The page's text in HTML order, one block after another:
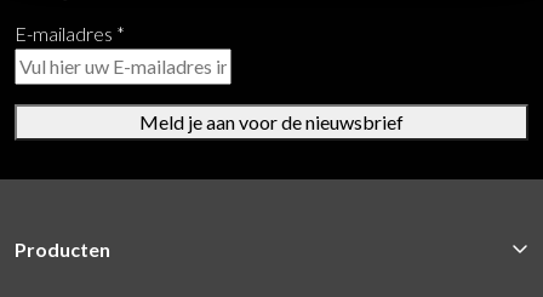
E-mailadres *
Meld je aan voor de nieuwsbrief
Producten